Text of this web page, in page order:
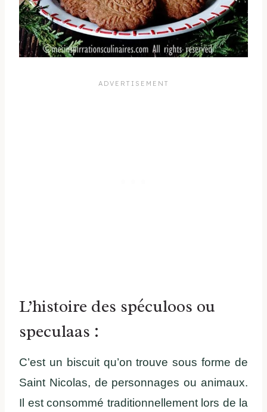
L’histoire des spéculoos ou
speculaas :
C’est un biscuit qu’on trouve sous forme de
Saint Nicolas, de personnages ou animaux.
Il est consommé traditionnellement lors de la